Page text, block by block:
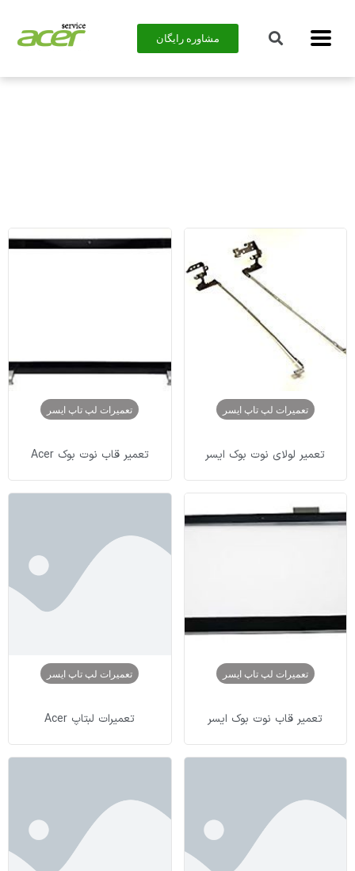
مشاوره رایگان
تعمیرات لپ تاپ ایسر
تعمیر لولای نوت بوک ایسر
تعمیرات لپ تاپ ایسر
تعمیر قاب نوت بوک Acer
تعمیرات لپ تاپ ایسر
تعمیر قاب نوت بوک ایسر
تعمیرات لپ تاپ ایسر
تعمیرات لبتاپ Acer